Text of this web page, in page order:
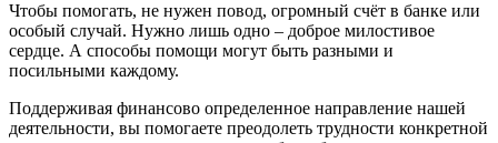
Чтобы помогать, не нужен повод, огромный счёт в банке или
особый случай. Нужно лишь одно – доброе милостивое
сердце. А способы помощи могут быть разными и
посильными каждому.
Поддерживая финансово определенное направление нашей
деятельности, вы помогаете преодолеть трудности конкретной